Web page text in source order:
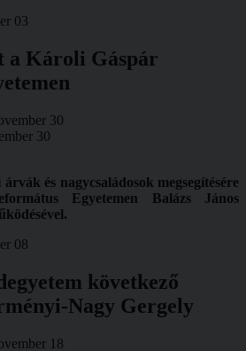
03
a Károli Gáspár
30
30
és nagycsaládosok megsegítésére
Egyetemen
Balázs János
08
következő
Nagy Gergely
18